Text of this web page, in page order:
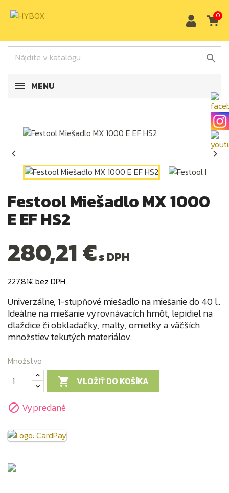

0
MENU
 
Festool Miešadlo MX 1000
E EF HS2
280,21 €s DPH
227,81€ bez DPH.
Univerzálne, 1-stupňové miešadlo na miešanie do 40 l..
Ideálne na miešanie vyrovnávacích hmôt, lepidiel na
dlaždice či obkladačky, malty, omietky a väčších
množstiev tekutých materiálov.
Množstvo

VLOŽIŤ DO KOŠÍKA
 Vypredané